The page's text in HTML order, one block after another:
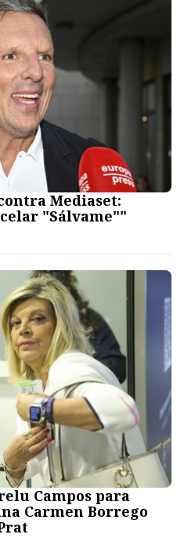
Mediaset:
"Sálvame""
Campos para
Carmen Borrego